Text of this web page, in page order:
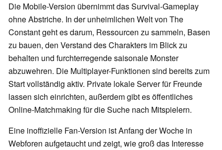
Die Mobile-Version übernimmt das Survival-Gameplay
ohne Abstriche. In der unheimlichen Welt von The
Constant geht es darum, Ressourcen zu sammeln, Basen
zu bauen, den Verstand des Charakters im Blick zu
behalten und furchterregende saisonale Monster
abzuwehren. Die Multiplayer-Funktionen sind bereits zum
Start vollständig aktiv. Private lokale Server für Freunde
lassen sich einrichten, außerdem gibt es öffentliches
Online-Matchmaking für die Suche nach Mitspielern.
Eine inoffizielle Fan-Version ist Anfang der Woche in
Webforen aufgetaucht und zeigt, wie groß das Interesse